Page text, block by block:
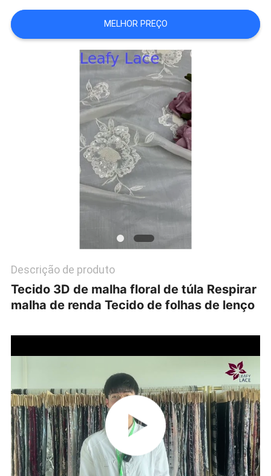
SITE
PRIVACIDADE
MELHOR PREÇO
Descrição de produto
Tecido 3D de malha floral de túla Respirar
malha de renda Tecido de folhas de lenço